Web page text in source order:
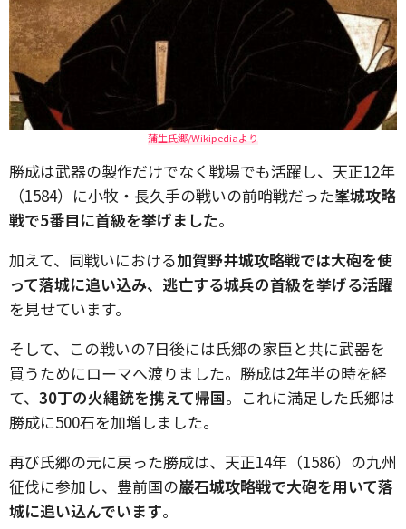
蒲生氏郷/Wikipediaより
勝成は武器の製作だけでなく戦場でも活躍し、天正12年
（1584）に小牧・長久手の戦いの前哨戦だった峯城攻略
戦で5番目に首級を挙げました。
加えて、同戦いにおける加賀野井城攻略戦では大砲を使
って落城に追い込み、逃亡する城兵の首級を挙げる活躍
を見せています。
そして、この戦いの7日後には氏郷の家臣と共に武器を
買うためにローマへ渡りました。勝成は2年半の時を経
て、 30丁の火縄銃を携えて帰国。これに満足した氏郷は
勝成に500石を加増しました。
再び氏郷の元に戻った勝成は、天正14年（1586）の九州
征伐に参加し、豊前国の巌石城攻略戦で大砲を用いて落
城に追い込んでいます。